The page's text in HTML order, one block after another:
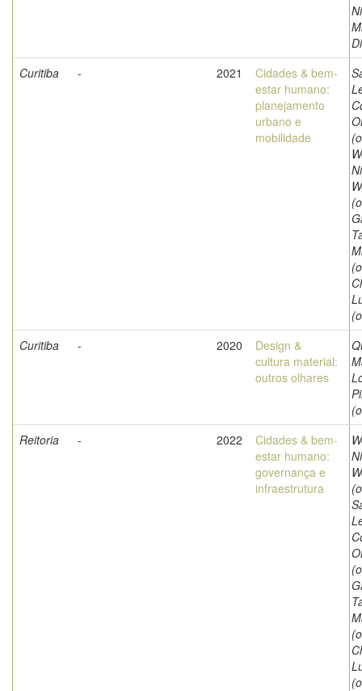
Curitiba
- 2021
Cidades & bem-
estar humano:
planejamento
urbano e
mobilidade
Curitiba
- 2020
Design &
cultura material:
outros olhares
Reitoria
- 2022
Cidades & bem-
estar humano:
governança e
infraestrutura